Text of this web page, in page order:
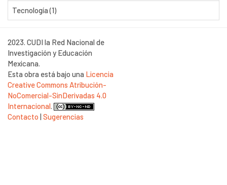
Tecnología (1)
2023. CUDI la Red Nacional de
Investigación y Educación
Mexicana.
Esta obra está bajo una Licencia
Creative Commons Atribución-
NoComercial-SinDerivadas 4.0
Internacional
Contacto |Sugerencias